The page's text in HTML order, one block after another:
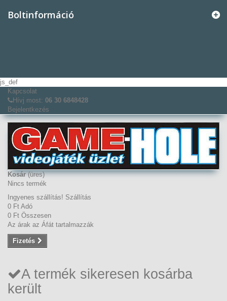
Boltinformáció
js_def
Kapcsolat
Hívj most: 06 30 6848428
Bejelentkezés
Kosár (üres)
Nincs termék
Ingyenes szállítás! Szállítás
0 Ft‎ Adó
0 Ft‎ Összesen
Az árak az Áfát tartalmazzák
Fizetés
A termék sikeresen kosárba
került